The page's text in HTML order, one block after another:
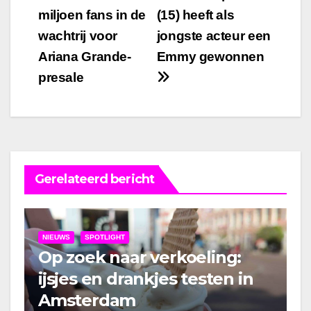
navigatie
(15) heeft als
jongste acteur een
Emmy gewonnen
miljoen fans in de
wachtrij voor
Ariana Grande-
presale
Gerelateerd bericht
NIEUWS SPOTLIGHT
Op zoek naar verkoeling:
ijsjes en drankjes testen in
Amsterdam